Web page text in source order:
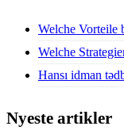
Welche Vorteile
Welche
Hansı idman
Nyeste artikler